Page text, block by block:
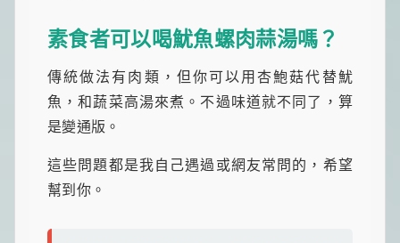
素食者可以喝魷魚螺肉蒜湯嗎？
傳統做法有肉類，但你可以用杏鮑菇代替魷
魚，和蔬菜高湯來煮。不過味道就不同了，算
是變通版。
這些問題都是我自己遇過或網友常問的，希望
幫到你。